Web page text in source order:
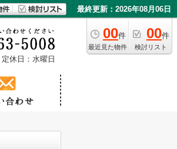
最終更新：2026年08月06日
00件
最近見た物件
00件
検討リスト
定休日：水曜日